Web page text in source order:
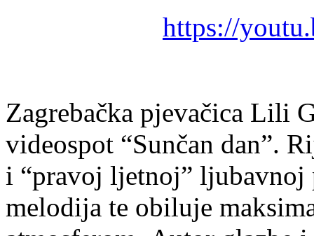
https://
Zagrebačka pjevačica Lili
videospot “Sunčan dan”.
i “pravoj ljetnoj” ljubavnoj
melodija te obiluje